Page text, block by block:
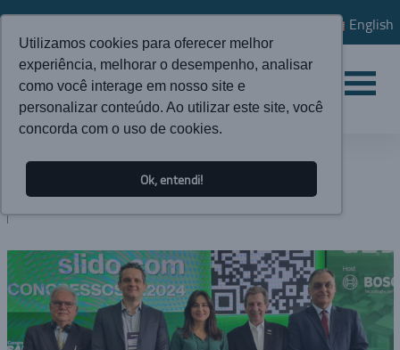
Utilizamos cookies para oferecer melhor
experiência, melhorar o desempenho, analisar
como você interage em nosso site e
personalizar conteúdo. Ao utilizar este site, você
concorda com o uso de cookies.
Ok, entendi!
English
ATUALIDADES
BLOG